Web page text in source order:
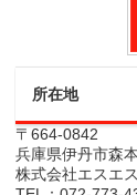
所在地
〒664-0842
兵庫県伊丹市森
株式会社エスエ